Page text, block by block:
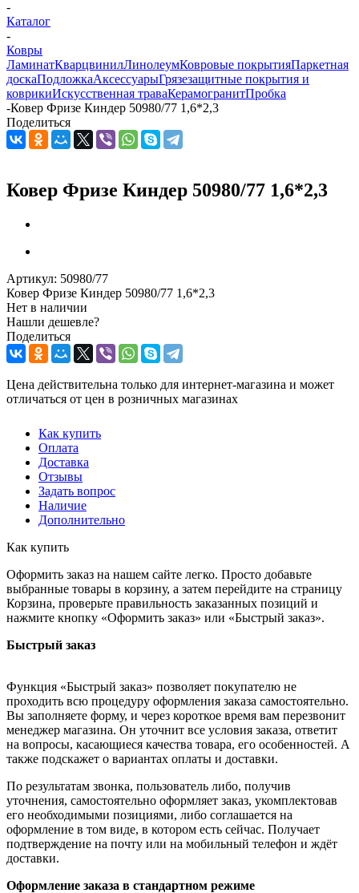
-
Каталог
-
Ковры
ЛаминатКварцвинилЛинолеумКовровые покрытияПаркетная
доскаПодложкаАксессуарыГрязезащитные покрытия и
коврикиИскусственная траваКерамогранитПробка
-Ковер Фризе Киндер 50980/77 1,6*2,3
Поделиться
Ковер Фризе Киндер 50980/77 1,6*2,3
Артикул: 50980/77
Ковер Фризе Киндер 50980/77 1,6*2,3
Нет в наличии
Нашли дешевле?
Поделиться
Цена действительна только для интернет-магазина и может
отличаться от цен в розничных магазинах
Как купить
Оплата
Доставка
Отзывы
Задать вопрос
Наличие
Дополнительно
Как купить
Оформить заказ на нашем сайте легко. Просто добавьте
выбранные товары в корзину, а затем перейдите на страницу
Корзина, проверьте правильность заказанных позиций и
нажмите кнопку «Оформить заказ» или «Быстрый заказ».
Быстрый заказ
Функция «Быстрый заказ» позволяет покупателю не
проходить всю процедуру оформления заказа самостоятельно.
Вы заполняете форму, и через короткое время вам перезвонит
менеджер магазина. Он уточнит все условия заказа, ответит
на вопросы, касающиеся качества товара, его особенностей. А
также подскажет о вариантах оплаты и доставки.
По результатам звонка, пользователь либо, получив
уточнения, самостоятельно оформляет заказ, укомплектовав
его необходимыми позициями, либо соглашается на
оформление в том виде, в котором есть сейчас. Получает
подтверждение на почту или на мобильный телефон и ждёт
доставки.
Оформление заказа в стандартном режиме